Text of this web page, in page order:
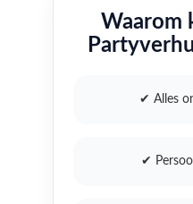
Waarom
✔ Alles
✔